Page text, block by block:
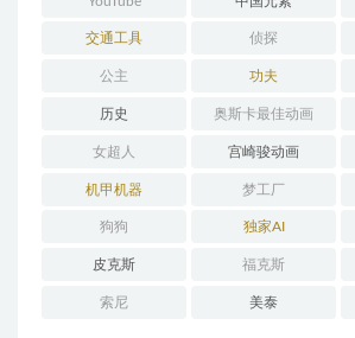
交通工具 侦探
公主 功夫
历史 奥斯卡最佳动画
女超人 宫崎骏动画
机甲机器 梦工厂
狗狗 独家AI
皮克斯 福克斯
索尼 美泰